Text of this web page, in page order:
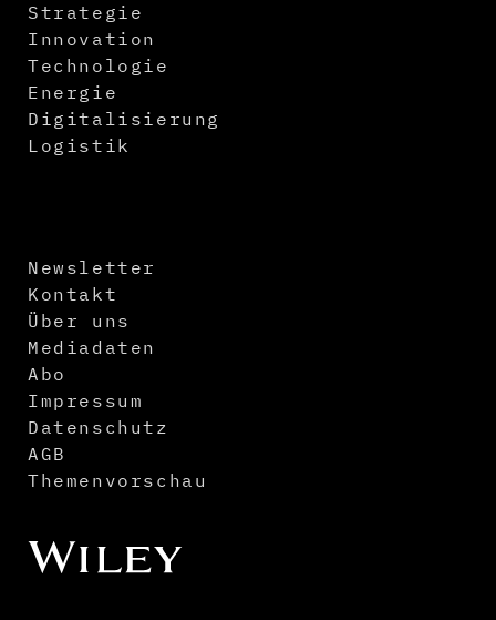
Strategie
Innovation
Technologie
Energie
Digitalisierung
Logistik
Newsletter
Kontakt
Über uns
Mediadaten
Abo
Impressum
Datenschutz
AGB
Themenvorschau